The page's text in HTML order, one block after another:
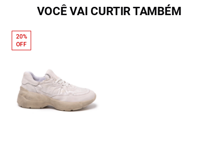
VOCÊ VAI CURTIR TAMBÉM
20%
OFF